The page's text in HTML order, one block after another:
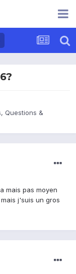
Questions &
mais pas moyen
j'suis un gros